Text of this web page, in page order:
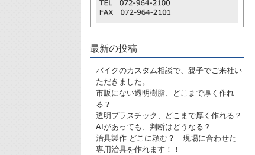
最新の投稿
バイクのカスタム相談で、親子でご来社い
ただきました。
市販にない透明樹脂、どこまで厚く作れ
る？
透明プラスチック、どこまで厚く作れる？
AIがあっても、判断はどうなる？
治具製作 どこに頼む？｜現場に合わせた
専用治具を作れます！！